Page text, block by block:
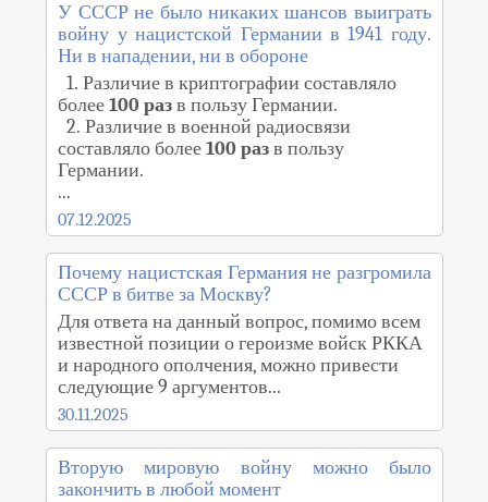
У СССР не было никаких шансов выиграть
войну у нацистской Германии в 1941 году.
Ни в нападении, ни в обороне
1. Различие в криптографии составляло
более100 разв пользу Германии.
2. Различие в военной радиосвязи
составляло более100 разв пользу
Германии.
...
07.12.2025
Почему нацистская Германия не разгромила
СССР в битве за Москву?
Для ответа на данный вопрос, помимо всем
известной позиции о героизме войск РККА
и народного ополчения, можно привести
следующие 9 аргументов...
30.11.2025
Вторую мировую войну можно было
закончить в любой момент